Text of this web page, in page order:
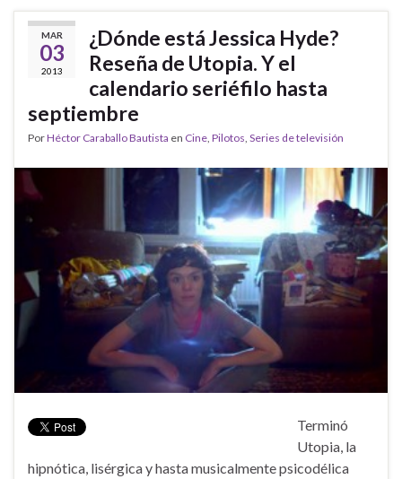
MAR
03
2013
¿Dónde está Jessica Hyde?
Reseña de Utopia. Y el
calendario seriéfilo hasta
septiembre
PorHéctor Caraballo Bautista en Cine Pilotos Series de televisión
Terminó
Utopia, la
hipnótica, lisérgica y hasta musicalmente psicodélica